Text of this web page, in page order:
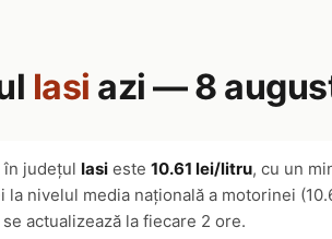
Iasi azi — 8
județul Iasi este 10.61 lei/litru, cu un
la nivelul media națională a motorinei
se actualizează la fiecare 2 ore.